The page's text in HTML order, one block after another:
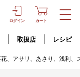
ログイン カート
取扱店 レシピ
、アサリ、あさり、浅利、